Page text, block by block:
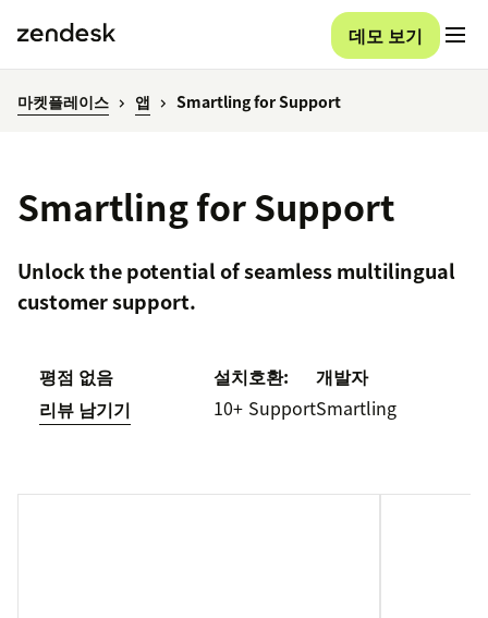
데모 보기
마켓플레이스 앱 Smartling for Support
Smartling for Support
Unlock the potential of seamless multilingual
customer support.
평점 없음
리뷰 남기기
설치
10+
호환:
Support
개발자
Smartling